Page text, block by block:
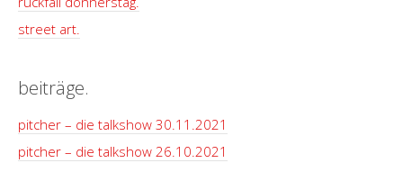
street art.
beiträge.
pitcher – die talkshow 30.11.2021
pitcher – die talkshow 26.10.2021